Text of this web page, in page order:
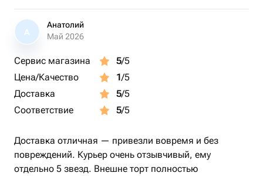
А
Анатолий
Май 2026
Сервис магазина 5/5
Цена/Качество
1/5
Доставка
5/5
Соответствие
5/5
Доставка отличная — привезли вовремя и без
повреждений. Курьер очень отзывчивый, ему
отдельно 5 звезд. Внешне торт полностью